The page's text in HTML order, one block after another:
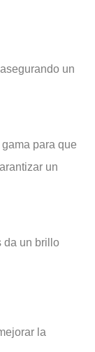
un
para que
un
da un brillo
la